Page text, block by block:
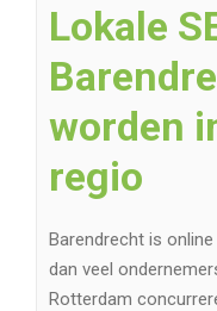
Lokale
worden
regio
Barendrecht is
dan veel
Rotterdam